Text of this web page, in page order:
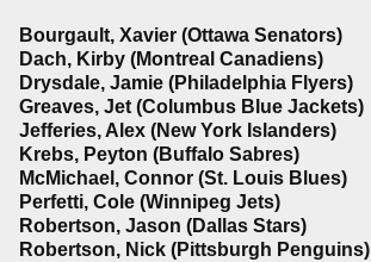
Bourgault, Xavier (Ottawa Senators)
Dach, Kirby (Montreal Canadiens)
Drysdale, Jamie (Philadelphia Flyers)
Greaves, Jet (Columbus Blue Jackets)
Jefferies, Alex (New York Islanders)
Krebs, Peyton (Buffalo Sabres)
McMichael, Connor (St. Louis Blues)
Perfetti, Cole (Winnipeg Jets)
Robertson, Jason (Dallas Stars)
Robertson, Nick (Pittsburgh Penguins)